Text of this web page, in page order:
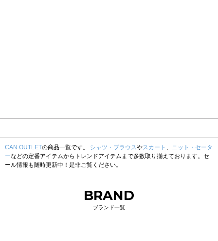
CAN OUTLETの商品一覧です。 シャツ・ブラウスやスカート 、 ニット・セータ
ーなどの定番アイテムからトレンドアイテムまで多数取り揃えております。セ
ール情報も随時更新中！是非ご覧ください。
BRAND
ブランド一覧